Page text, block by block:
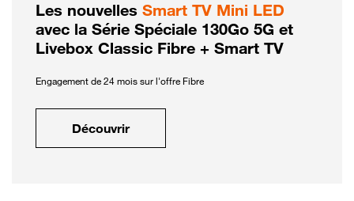
Les nouvelles Smart TV Mini LED
avec la Série Spéciale 130Go 5G et
Livebox Classic Fibre + Smart TV
Engagement de 24 mois sur l'offre Fibre
Découvrir